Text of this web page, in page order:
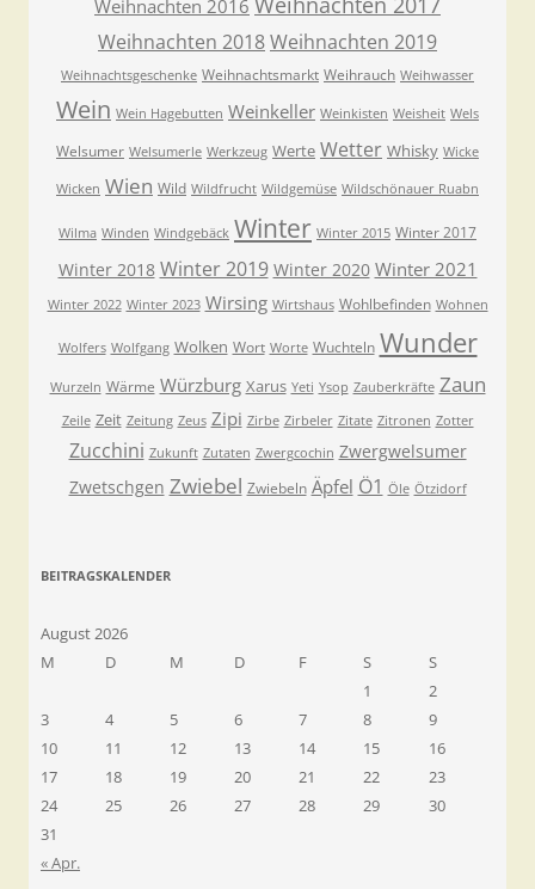
Weihnachten 2016
Weihnachten 2018Weihnachten 2019
Weihnachtsgeschenke Weihnachtsmarkt Weihrauch Weihwasser
Wein Wein Hagebutten Weinkeller Weinkisten Weisheit Wels
Welsumer Welsumerle Werkzeug Werte Wetter Whisky Wicke
Wicken Wien Wild Wildfrucht Wildgemüse Wildschönauer Ruabn
Wilma Winden Windgebäck Winter Winter 2015 Winter 2017
Winter 2018 Winter 2019 Winter 2020 Winter 2021
Winter 2022 Winter 2023 Wirsing Wirtshaus Wohlbefinden Wohnen
Wolfers Wolfgang Wolken Wort Worte Wuchteln Wunder
Wurzeln Wärme Würzburg Xarus Yeti Ysop Zauberkräfte Zaun
Zeile Zeit Zeitung Zeus Zipi Zirbe Zirbeler Zitate Zitronen Zotter
Zucchini Zukunft Zutaten Zwergcochin Zwergwelsumer
Zwetschgen Zwiebel Zwiebeln Äpfel Ö1 Öle Ötzidorf
BEITRAGSKALENDER
August 2026
M
D M D F S
S
1
2
3
4 5 6 7 8
9
10
11 12 13 14 15
16
17
18 19 20 21 22
23
24
25 26 27 28 29
30
31
« Apr.